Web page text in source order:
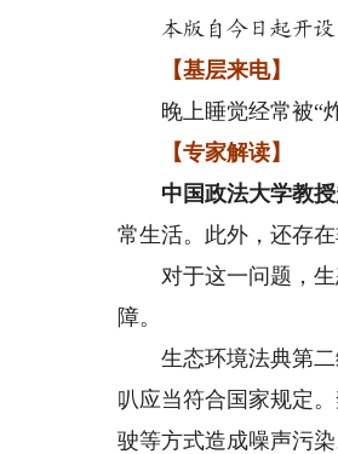
本版自今日起开设
【基层来电】
晚上睡觉经常被“炸
【专家解读】
中国政法大学教授
常生活。此外，还存
对于这一问题，生
障。
生态环境法典第二
叭应当符合国家规定
驶等方式造成噪声污染